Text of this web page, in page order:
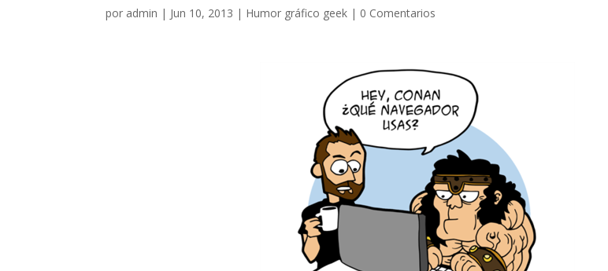
por admin | Jun 10, 2013 | Humor gráfico geek | 0 Comentarios